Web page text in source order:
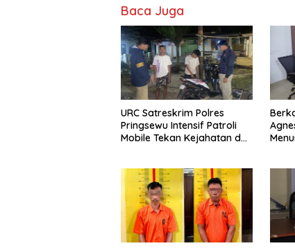
Baca Juga
URC Satreskrim Polres
Pringsewu Intensif Patroli
Mobile Tekan Kejahatan dan